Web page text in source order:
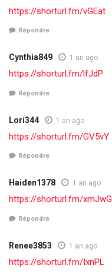
https://shorturl.fm/vGEat
Répondre
Cynthia849 1 an ago
https://shorturl.fm/lfJdP
Répondre
Lori344 1 an ago
https://shorturl.fm/GV5vY
Répondre
Haiden1378 1 an ago
https://shorturl.fm/xmJwG
Répondre
Renee3853 1 an ago
https://shorturl.fm/IxnPL